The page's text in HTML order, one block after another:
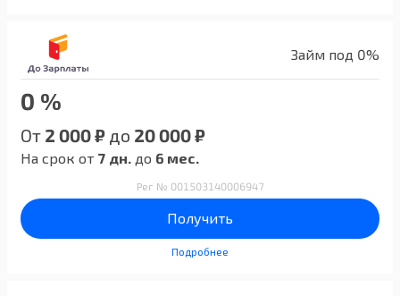
Займ под 0%
0 %
От 2 000 ₽ до 20 000 ₽
На срок от 7 дн. до 6 мес.
Рег № 001503140006947
Получить
Подробнее